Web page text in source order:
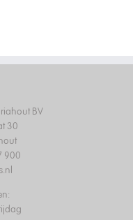
BV
30
900